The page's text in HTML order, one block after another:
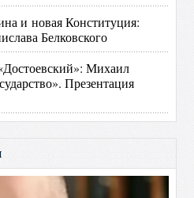
и новая Конституция:
Белковского
Михаил
Презентация